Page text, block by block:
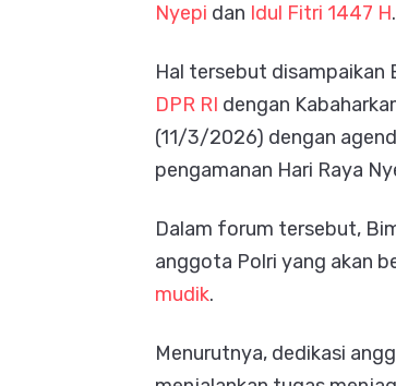
Nyepi dan Idul Fitri 1447 H.
Hal tersebut disampaikan
DPR RI dengan
(11/3/2026) dengan
pengamanan Hari Raya
Dalam forum tersebut,
anggota Polri yang akan
mudik.
Menurutnya, dedikasi